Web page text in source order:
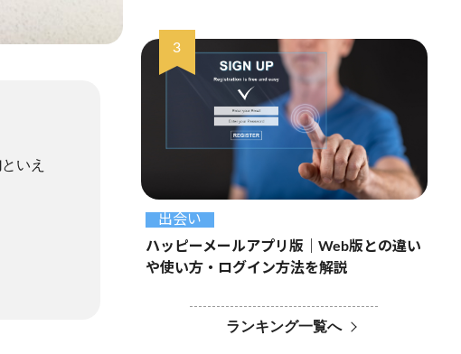
といえ
出会い
ハッピーメールアプリ版｜Web版との違い
や使い方・ログイン方法を解説
ランキング一覧へ